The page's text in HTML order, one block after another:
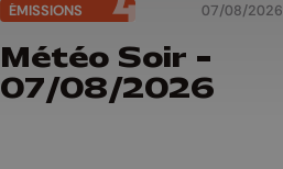
ÉMISSIONS 07/08/2026
Météo Soir -
07/08/2026